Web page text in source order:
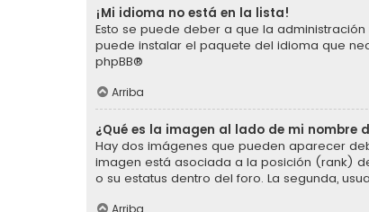
¡Mi idioma no está en la lista!
Esto se puede deber a que la
puede instalar el paquete del idioma que
phpBB®
Arriba
¿Qué es la imagen al lado de mi nombre
Hay dos imágenes que pueden aparecer
imagen está asociada a la posición (rank)
o su estatus dentro del foro. La segunda,
Arriba